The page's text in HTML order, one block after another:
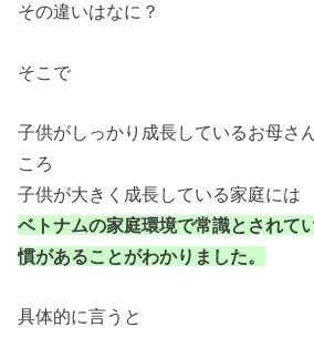
その違いはなに？
そこで
子供がしっかり成長しているお母さ
ころ
子供が大きく成長している家庭には
ベトナムの家庭環境で常識とされて
慣があることがわかりました。
具体的に言うと